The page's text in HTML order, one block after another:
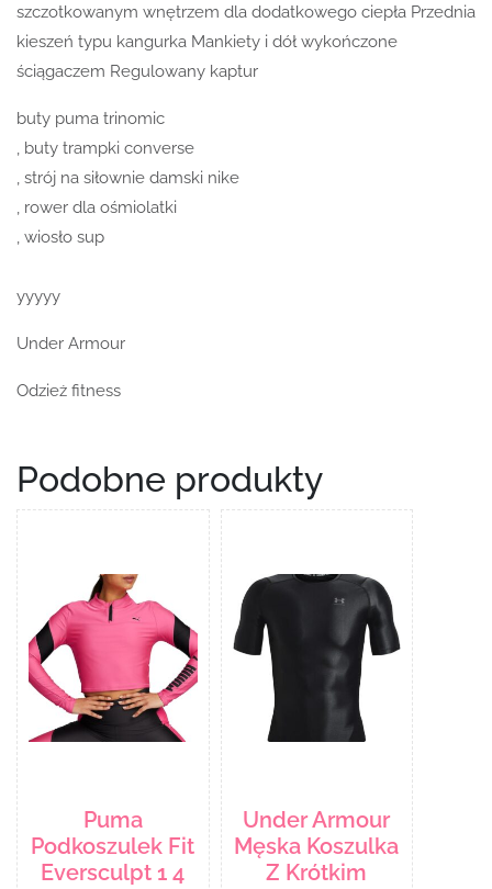
szczotkowanym wnętrzem dla dodatkowego ciepła Przednia
kieszeń typu kangurka Mankiety i dół wykończone
ściągaczem Regulowany kaptur
buty puma trinomic
, buty trampki converse
, strój na siłownie damski nike
, rower dla ośmiolatki
, wiosło sup
yyyyy
Under Armour
Odzież fitness
Podobne produkty
Puma
Podkoszulek Fit
Eversculpt 1 4
Under Armour
Męska Koszulka
Z Krótkim